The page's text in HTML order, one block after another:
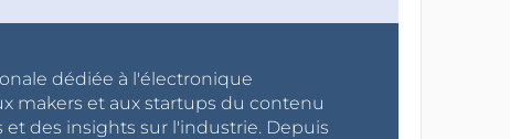
dédiée à l'électronique
makers et aux startups du contenu
des insights sur l'industrie. Depuis